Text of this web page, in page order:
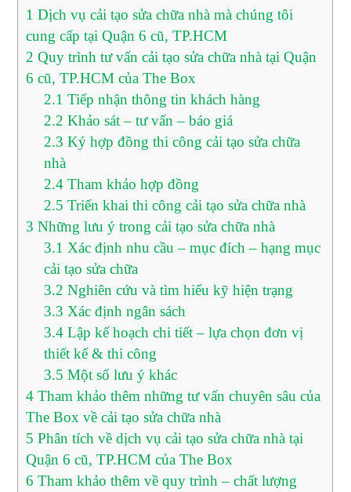
1 Dịch vụ cải tạo sửa chữa nhà mà chúng tôi
cung cấp tại Quận 6 cũ, TP.HCM
2 Quy trình tư vấn cải tạo sửa chữa nhà tại Quận
6 cũ, TP.HCM của The Box
2.1 Tiếp nhận thông tin khách hàng
2.2 Khảo sát – tư vấn – báo giá
2.3 Ký hợp đồng thi công cải tạo sửa chữa
nhà
2.4 Tham khảo hợp đồng
2.5 Triển khai thi công cải tạo sửa chữa nhà
3 Những lưu ý trong cải tạo sửa chữa nhà
3.1 Xác định nhu cầu – mục đích – hạng mục
cải tạo sửa chữa
3.2 Nghiên cứu và tìm hiểu kỹ hiện trạng
3.3 Xác định ngân sách
3.4 Lập kế hoạch chi tiết – lựa chọn đơn vị
thiết kế & thi công
3.5 Một số lưu ý khác
4 Tham khảo thêm những tư vấn chuyên sâu của
The Box về cải tạo sửa chữa nhà
5 Phân tích về dịch vụ cải tạo sửa chữa nhà tại
Quận 6 cũ, TP.HCM của The Box
6 Tham khảo thêm về quy trình – chất lượng